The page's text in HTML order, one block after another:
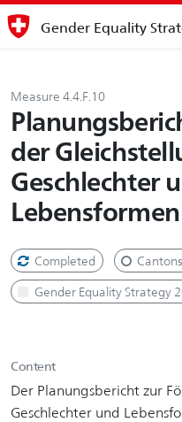
Gender Equality
Measure 4.4.F.10
der
Geschlechter
Completed
Gender Equality Strategy
Content
Der Planungsbericht zur
Geschlechter und